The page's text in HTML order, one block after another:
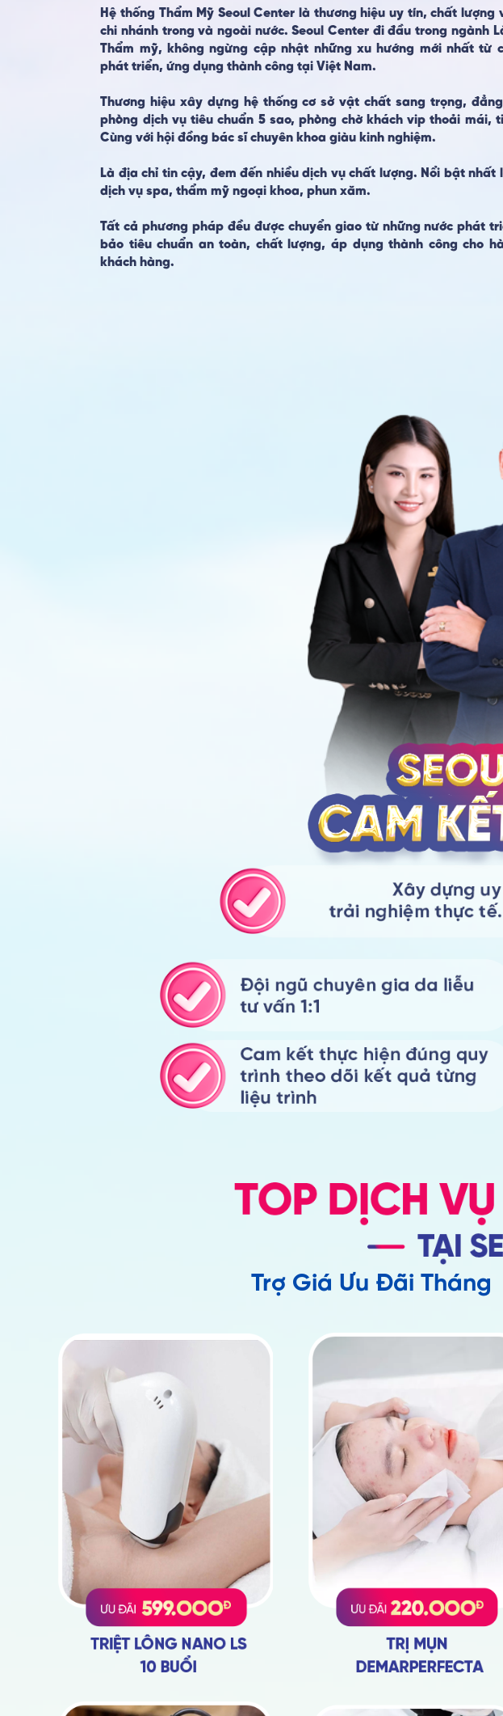
Hệ thống Thẩm Mỹ Seoul Center là thương hiệu uy tín, chất lượng
chi nhánh trong và ngoài nước. Seoul Center đi đầu trong ngành
Thẩm mỹ, không ngừng cập nhật những xu hướng mới nhất từ
phát triển, ứng dụng thành công tại Việt Nam.
Thương hiệu xây dựng hệ thống cơ sở vật chất sang trọng,
phòng dịch vụ tiêu chuẩn 5 sao, phòng chờ khách vip thoải mái,
Cùng với hội đồng bác sĩ chuyên khoa giàu kinh nghiệm.
Là địa chỉ tin cậy, đem đến nhiều dịch vụ chất lượng. Nổi bật nhất
dịch vụ spa, thẩm mỹ ngoại khoa, phun xăm.
Tất cả phương pháp đều được chuyển giao từ những nước phát
bảo tiêu chuẩn an toàn, chất lượng, áp dụng thành công cho
khách hàng.
Trợ Giá Ưu Đãi